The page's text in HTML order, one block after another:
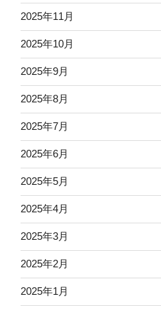
2025年11月
2025年10月
2025年9月
2025年8月
2025年7月
2025年6月
2025年5月
2025年4月
2025年3月
2025年2月
2025年1月